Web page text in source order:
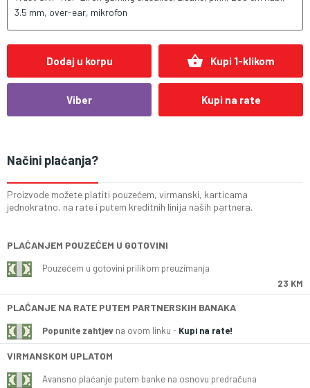
3.5 mm, over-ear, mikrofon
Dodaj u korpu shopping_basket Kupi 1-klikom
Viber Kupi na rate
Načini plaćanja?
Proizvode možete platiti pouzećem, virmanski, karticama
jednokratno, na rate i putem kreditnih linija naših partnera.
PLAĆANJEM POUZEĆEM U GOTOVINI
Pouzećem u gotovini prilikom preuzimanja
23 KM
PLAĆANJE NA RATE PUTEM PARTNERSKIH BANAKA
Popunite zahtjev na ovom linku - Kupi na rate!
VIRMANSKOM UPLATOM
Avansno plaćanje putem banke na osnovu predračuna